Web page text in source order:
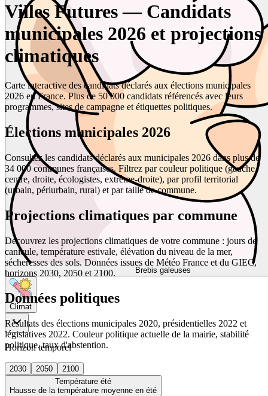
Brebis galeuses
Climat
Horizon temporel
2030 2050
2100
Température été
Hausse de la température moyenne en été
Villes Futures — Candidats
municipales 2026 et projections
climatiques
Carte interactive des candidats déclarés aux élections municipales
2026 en France. Plus de 50 000 candidats référencés avec leurs
programmes, sites de campagne et étiquettes politiques.
Élections municipales 2026
Consultez les candidats déclarés aux municipales 2026 dans plus de
34 000 communes françaises. Filtrez par couleur politique (gauche,
centre, droite, écologistes, extrême-droite), par profil territorial
(urbain, périurbain, rural) et par taille de commune.
Projections climatiques par commune
Découvrez les projections climatiques de votre commune : jours de
canicule, température estivale, élévation du niveau de la mer,
sécheresses des sols. Données issues de Météo France et du GIEC,
horizons 2030, 2050 et 2100.
Données politiques
Résultats des élections municipales 2020, présidentielles 2022 et
législatives 2022. Couleur politique actuelle de la mairie, stabilité
politique, taux d'abstention.